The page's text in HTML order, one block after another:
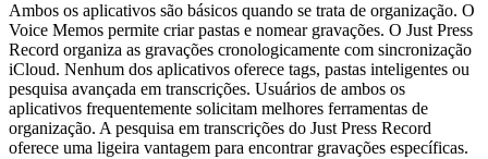
Ambos os aplicativos são básicos quando se trata de organização. O
Voice Memos permite criar pastas e nomear gravações. O Just Press
Record organiza as gravações cronologicamente com sincronização
iCloud. Nenhum dos aplicativos oferece tags, pastas inteligentes ou
pesquisa avançada em transcrições. Usuários de ambos os
aplicativos frequentemente solicitam melhores ferramentas de
organização. A pesquisa em transcrições do Just Press Record
oferece uma ligeira vantagem para encontrar gravações específicas.